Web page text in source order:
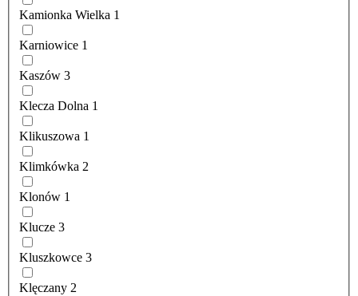
Kamionka Wielka 1
Karniowice 1
Kaszów 3
Klecza Dolna 1
Klikuszowa 1
Klimkówka 2
Klonów 1
Klucze 3
Kluszkowce 3
Klęczany 2